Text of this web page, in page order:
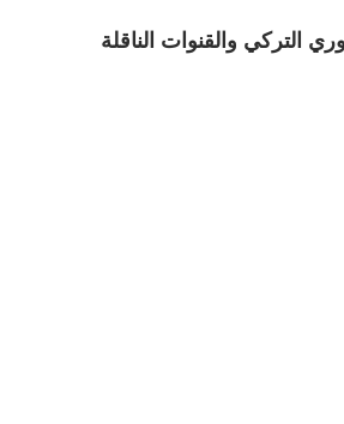
التركي والقنوات الناقلة